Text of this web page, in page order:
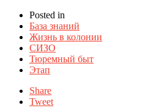
Posted in
База знаний
Жизнь в колонии
СИЗО
Тюремный быт
Этап
Share
Tweet